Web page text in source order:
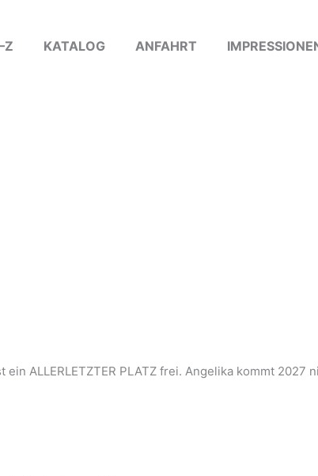
KATALOG ANFAHRT
ein ALLERLETZTER PLATZ frei. Angelika kommt 2027